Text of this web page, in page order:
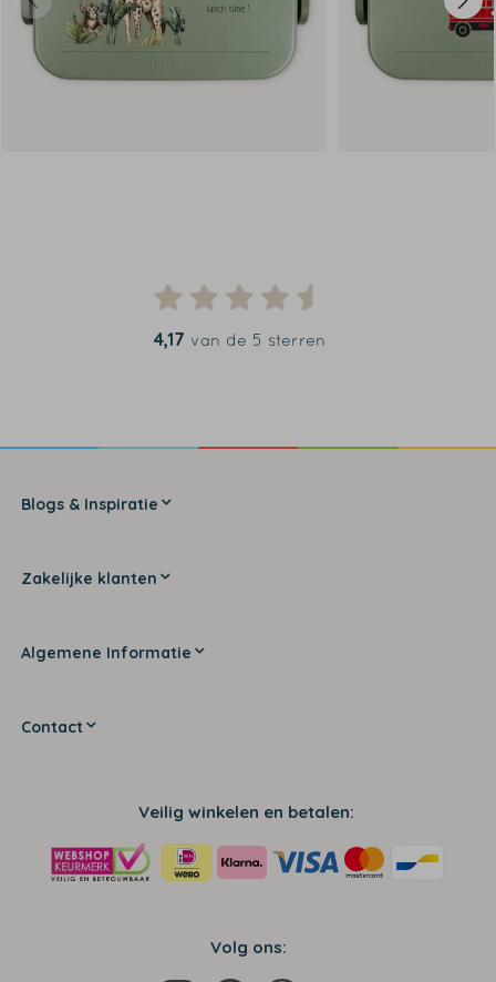
4,17 van de 5 sterren
Blogs & Inspiratie
Zakelijke klanten
Algemene Informatie
Contact
Veilig winkelen en betalen:
Volg ons: